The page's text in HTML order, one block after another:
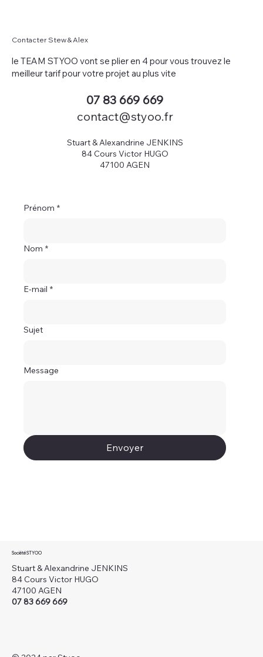
Contacter Stew & Alex
le TEAM STYOO vont se plier en 4 pour vous trouvez le
meilleur tarif pour votre projet au plus vite
07 83 669 669
contact@styoo.fr
Stuart & Alexandrine JENKINS
84 Cours Victor HUGO
47100 AGEN
Prénom *
Nom *
E-mail *
Sujet
Message
Envoyer
Société STYOO
Stuart & Alexandrine JENKINS
84 Cours Victor HUGO
47100 AGEN
07 83 669 669